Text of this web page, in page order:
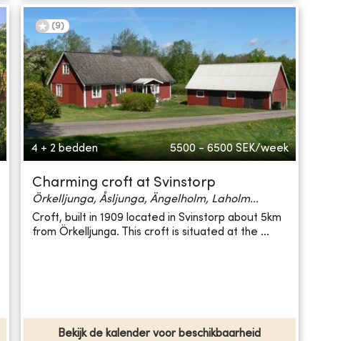
(9)
4 + 2 bedden 5500 - 6500 SEK/week
Charming croft at Svinstorp
Örkelljunga, Åsljunga, Ängelholm, Laholm...
Croft, built in 1909 located in Svinstorp about 5km
from Örkelljunga. This croft is situated at the ...
Bekijk de kalender voor beschikbaarheid